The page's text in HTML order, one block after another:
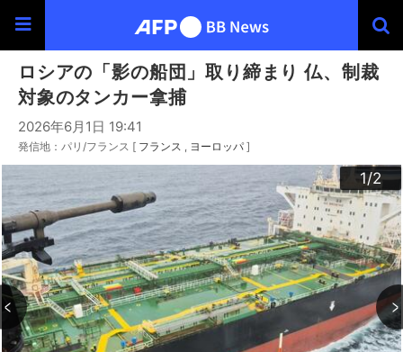
ロシアの「影の船団」取り締まり 仏、制裁
対象のタンカー拿捕
2026年6月1日 19:41
発信地：パリ/フランス [ フランス ヨーロッパ ]
1/2
2/2